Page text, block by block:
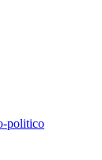
politico